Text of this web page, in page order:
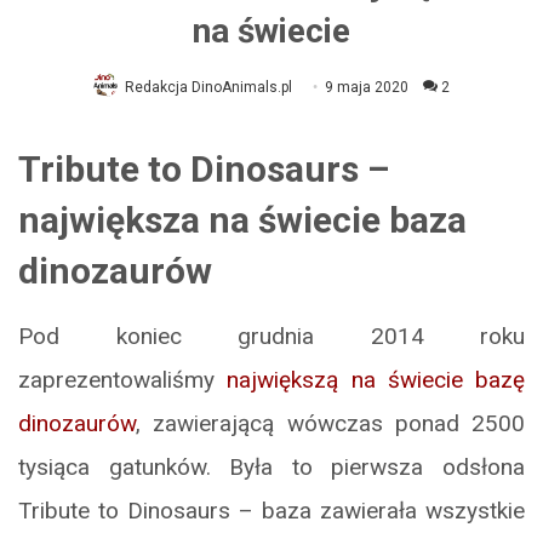
na świecie
Redakcja DinoAnimals.pl 9 maja 2020 2
Tribute to Dinosaurs –
największa na świecie baza
dinozaurów
Pod koniec grudnia 2014 roku
zaprezentowaliśmy największą na świecie bazę
dinozaurów, zawierającą wówczas ponad 2500
tysiąca gatunków. Była to pierwsza odsłona
Tribute to Dinosaurs – baza zawierała wszystkie